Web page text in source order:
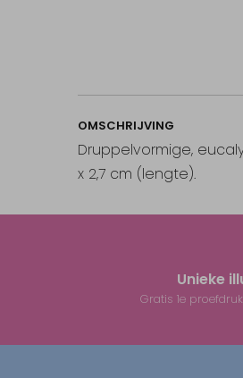
OMSCHRIJVING
Druppelvormige,
x 2,7 cm (lengte).
Unieke
Gratis 1e